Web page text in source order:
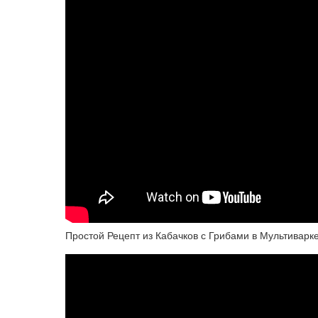
Простой Рецепт из Кабачков с Грибами в